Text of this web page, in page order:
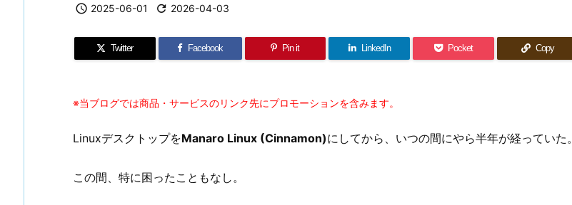
 2025-06-01  2026-04-03
Twitter Facebook Pin it LinkedIn Pocket Copy
※当ブログでは商品・サービスのリンク先にプロモーションを含みます。
LinuxデスクトップをManaro Linux (Cinnamon)にしてから、いつの間にやら半年が経っていた。
この間、特に困ったこともなし。